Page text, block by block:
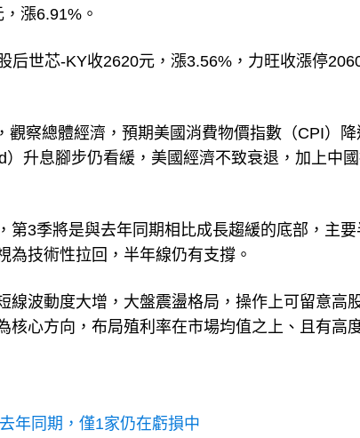
漲6.91%。
后世芯-KY收2620元，漲3.56%，力旺收漲停
察總體經濟，預期美國消費物價指數（CPI）降
升息腳步仍看緩，美國經濟不致衰退，加上中
3季將是與去年同期相比成長趨緩的底部，主要
為技術性拉回，半年線仍有支撐。
線波動度大增，大盤震盪格局，操作上可留意高
心方向，布局殖利率在市場均值之上、且有高
年同期，僅1家仍在虧損中